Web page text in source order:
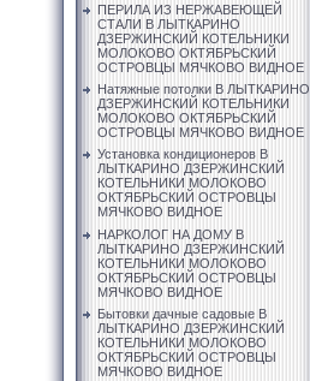
ПЕРИЛА ИЗ НЕРЖАВЕЮЩЕЙ
СТАЛИ В ЛЫТКАРИНО
ДЗЕРЖИНСКИЙ КОТЕЛЬНИКИ
МОЛОКОВО ОКТЯБРЬСКИЙ
ОСТРОВЦЫ МЯЧКОВО ВИДНОЕ
Натяжные потолки В ЛЫТКАРИНО
ДЗЕРЖИНСКИЙ КОТЕЛЬНИКИ
МОЛОКОВО ОКТЯБРЬСКИЙ
ОСТРОВЦЫ МЯЧКОВО ВИДНОЕ
Установка кондиционеров В
ЛЫТКАРИНО ДЗЕРЖИНСКИЙ
КОТЕЛЬНИКИ МОЛОКОВО
ОКТЯБРЬСКИЙ ОСТРОВЦЫ
МЯЧКОВО ВИДНОЕ
НАРКОЛОГ НА ДОМУ В
ЛЫТКАРИНО ДЗЕРЖИНСКИЙ
КОТЕЛЬНИКИ МОЛОКОВО
ОКТЯБРЬСКИЙ ОСТРОВЦЫ
МЯЧКОВО ВИДНОЕ
Бытовки дачные садовые В
ЛЫТКАРИНО ДЗЕРЖИНСКИЙ
КОТЕЛЬНИКИ МОЛОКОВО
ОКТЯБРЬСКИЙ ОСТРОВЦЫ
МЯЧКОВО ВИДНОЕ